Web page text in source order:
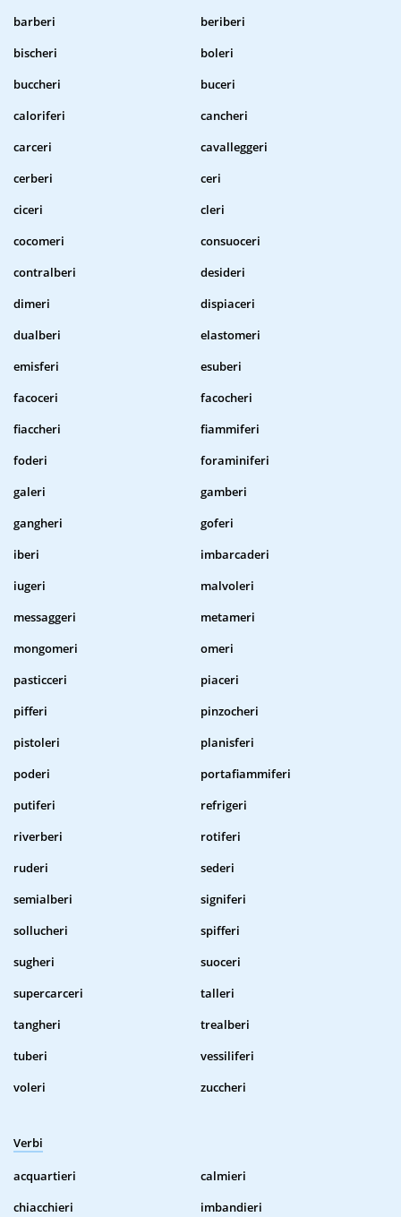
barberi
beriberi
bischeri
boleri
buccheri
buceri
caloriferi
cancheri
carceri
cavalleggeri
cerberi
ceri
ciceri
cleri
cocomeri
consuoceri
contralberi
desideri
dimeri
dispiaceri
dualberi
elastomeri
emisferi
esuberi
facoceri
facocheri
fiaccheri
fiammiferi
foderi
foraminiferi
galeri
gamberi
gangheri
goferi
iberi
imbarcaderi
iugeri
malvoleri
messaggeri
metameri
mongomeri
omeri
pasticceri
piaceri
pifferi
pinzocheri
pistoleri
planisferi
poderi
portafiammiferi
putiferi
refrigeri
riverberi
rotiferi
ruderi
sederi
semialberi
signiferi
sollucheri
spifferi
sugheri
suoceri
supercarceri
talleri
tangheri
trealberi
tuberi
vessiliferi
voleri
zuccheri
Verbi
acquartieri
calmieri
chiacchieri
imbandieri